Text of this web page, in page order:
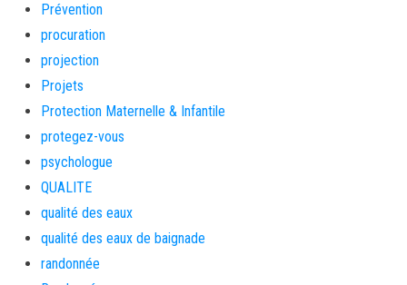
Prévention
procuration
projection
Projets
Protection Maternelle & Infantile
protegez-vous
psychologue
QUALITE
qualité des eaux
qualité des eaux de baignade
randonnée